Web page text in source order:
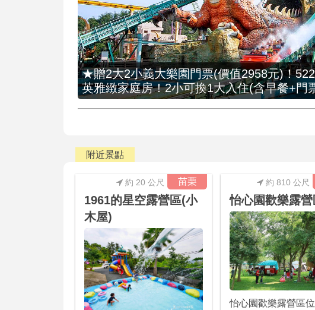
★贈2大2小義大樂園門票(價值2958元)！
英雅緻家庭房！2小可換1大入住(含早餐+門
附近景點
苗栗
約 20 公尺
1961的星空露營區(小
木屋)
約 810 公尺
怡心園歡樂露營
怡心園歡樂露營區